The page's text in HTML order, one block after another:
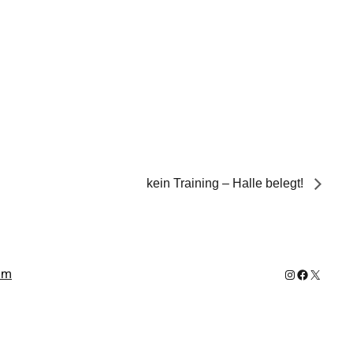
kein Training – Halle belegt!
Instagram
Facebook
X